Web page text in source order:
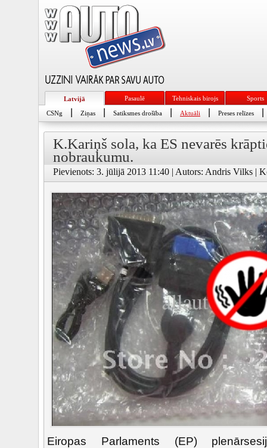
Latvijā Pasaulē Tehniskais birojs Sports
CSNg Ziņas Satiksmes drošība Aktuāli Preses relīzes
K.Kariņš sola, ka ES nevarēs
nobraukumu.
Pievienots: 3. jūlijā 2013 11:40 | Autors: Andris Vilks |
Eiropas Parlaments (EP)